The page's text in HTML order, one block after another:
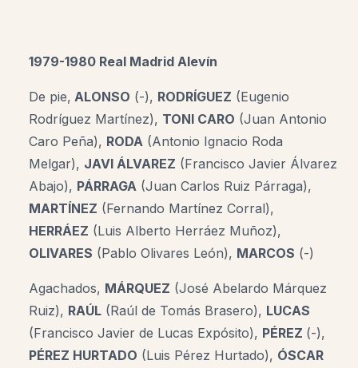
1979-1980 Real Madrid Alevín
De pie, ALONSO (-), RODRÍGUEZ (Eugenio
Rodríguez Martínez), TONI CARO (Juan Antonio
Caro Peña), RODA (Antonio Ignacio Roda
Melgar), JAVI ÁLVAREZ (Francisco Javier Álvarez
Abajo), PÁRRAGA (Juan Carlos Ruiz Párraga),
MARTÍNEZ (Fernando Martínez Corral),
HERRÁEZ (Luis Alberto Herráez Muñoz),
OLIVARES (Pablo Olivares León), MARCOS (-)
Agachados, MÁRQUEZ (José Abelardo Márquez
Ruiz), RAÚL (Raúl de Tomás Brasero), LUCAS
(Francisco Javier de Lucas Expósito), PÉREZ (-),
PÉREZ HURTADO (Luis Pérez Hurtado), ÓSCAR